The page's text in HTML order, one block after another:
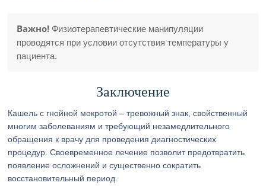
Важно! Физиотерапевтические манипуляции
проводятся при условии отсутствия температуры у
пациента.
Заключение
Кашель с гнойной мокротой – тревожный знак, свойственный
многим заболеваниям и требующий незамедлительного
обращения к врачу для проведения диагностических
процедур. Своевременное лечение позволит предотвратить
появление осложнений и существенно сократить
восстановительный период.